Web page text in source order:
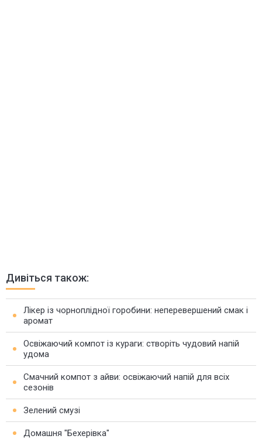
Дивіться також:
Лікер із чорноплідної горобини: неперевершений смак і
аромат
Освіжаючий компот із кураги: створіть чудовий напій
удома
Смачний компот з айви: освіжаючий напій для всіх
сезонів
Зелений смузі
Домашня "Бехерівка"